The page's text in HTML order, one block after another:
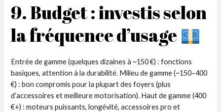
9. Budget : investis selon
la fréquence d’usage
Entrée de gamme (quelques dizaines à ~150 €) : fonctions
basiques, attention à la durabilité. Milieu de gamme (~150–400
€) : bon compromis pour la plupart des foyers (plus
d’accessoires et meilleure motorisation). Haut de gamme (400
€+) : moteurs puissants, longévité, accessoires pro et